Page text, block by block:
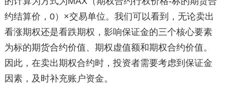
约结算价，0）×交易单位。我们可以看到，无论卖出
看涨期权还是看跌期权，影响保证金的三个核心要素
为标的期货合约价值、期权虚值额和期权合约价值。
因此，在卖出期权合约时，投资者需要考虑到保证金
因素，及时补充账户资金。